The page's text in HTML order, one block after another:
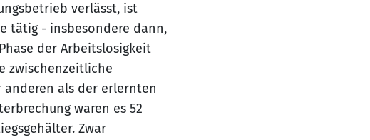
verlässt, ist
tätig - insbesondere dann,
der Arbeitslosigkeit
zwischenzeitliche
als der erlernten
waren es 52
Zwar